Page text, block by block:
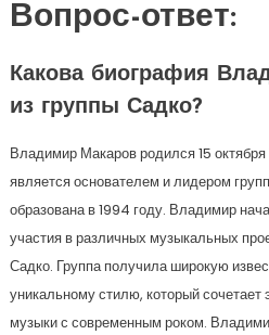
Вопрос-ответ:
Какова биография
из группы Садко?
Владимир Макаров родился 15
является основателем и лидером
образована в 1994 году. Владимир
участия в различных музыкальных
Садко. Группа получила широкую
уникальному стилю, который
музыки с современным роком.